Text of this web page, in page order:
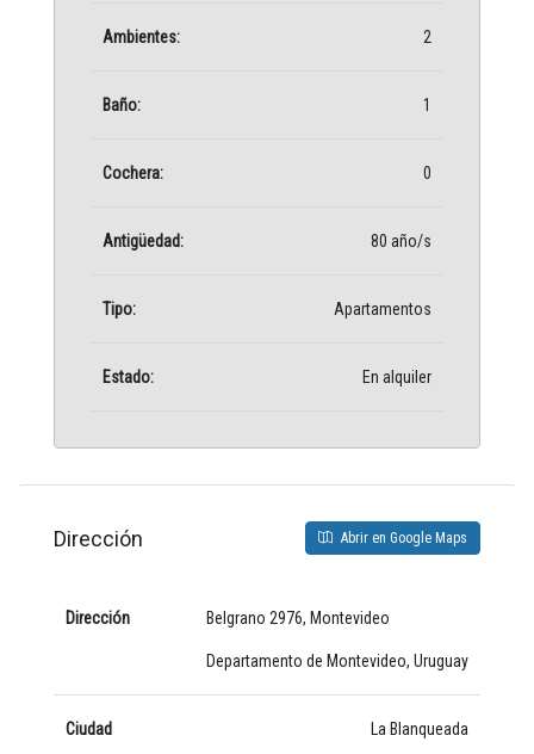
Ambientes: 2
Baño: 1
Cochera: 0
Antigüedad: 80 año/s
Tipo: Apartamentos
Estado: En alquiler
Dirección Abrir en Google Maps
Dirección Belgrano 2976, Montevideo
Departamento de Montevideo, Uruguay
Ciudad La Blanqueada